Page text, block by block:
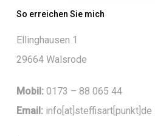
So erreichen Sie mich
Ellinghausen 1
29664 Walsrode
Mobil:0173 – 88 065 44
Email:info[at]steffisart[punkt]de